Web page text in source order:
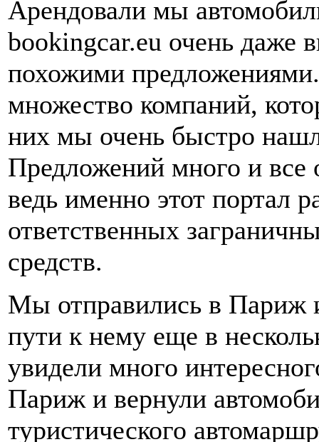
Арендовали мы
bookingcar.eu очень даже
похожими предложениями.
множество компаний,
них мы очень быстро
Предложений много и все
ведь именно этот портал
ответственных
средств.
Мы отправились в Париж
пути к нему еще в
увидели много
Париж и вернули
туристического